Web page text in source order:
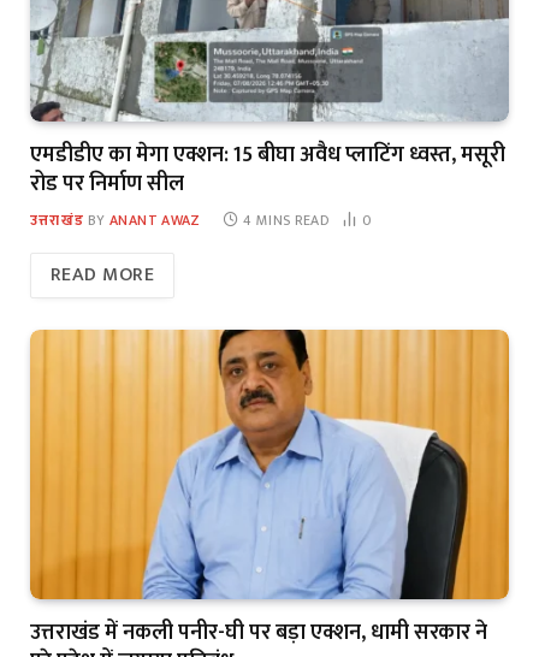
एमडीडीए का मेगा एक्शन: 15 बीघा अवैध प्लाटिंग ध्वस्त, मसूरी
रोड पर निर्माण सील
उत्तराखंड BY ANANT AWAZ 4 MINS READ 0
READ MORE
उत्तराखंड में नकली पनीर-घी पर बड़ा एक्शन, धामी सरकार ने